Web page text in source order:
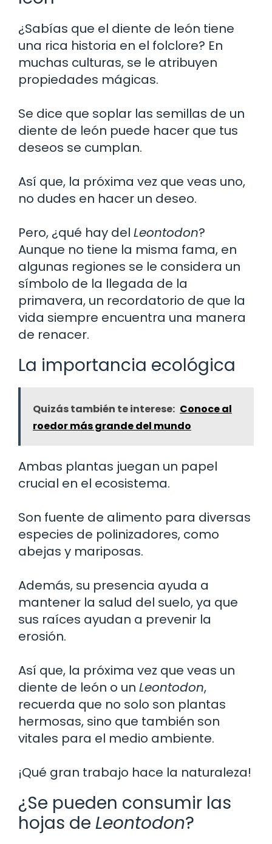
¿Sabías que el diente de león tiene
una rica historia en el folclore? En
muchas culturas, se le atribuyen
propiedades mágicas.
Se dice que soplar las semillas de un
diente de león puede hacer que tus
deseos se cumplan.
Así que, la próxima vez que veas uno,
no dudes en hacer un deseo.
Pero, ¿qué hay del Leontodon?
Aunque no tiene la misma fama, en
algunas regiones se le considera un
símbolo de la llegada de la
primavera, un recordatorio de que la
vida siempre encuentra una manera
de renacer.
La importancia ecológica
Quizás también te interese: Conoce al
roedor más grande del mundo
Ambas plantas juegan un papel
crucial en el ecosistema.
Son fuente de alimento para diversas
especies de polinizadores, como
abejas y mariposas.
Además, su presencia ayuda a
mantener la salud del suelo, ya que
sus raíces ayudan a prevenir la
erosión.
Así que, la próxima vez que veas un
diente de león o un Leontodon,
recuerda que no solo son plantas
hermosas, sino que también son
vitales para el medio ambiente.
¡Qué gran trabajo hace la naturaleza!
¿Se pueden consumir las
hojas de Leontodon?